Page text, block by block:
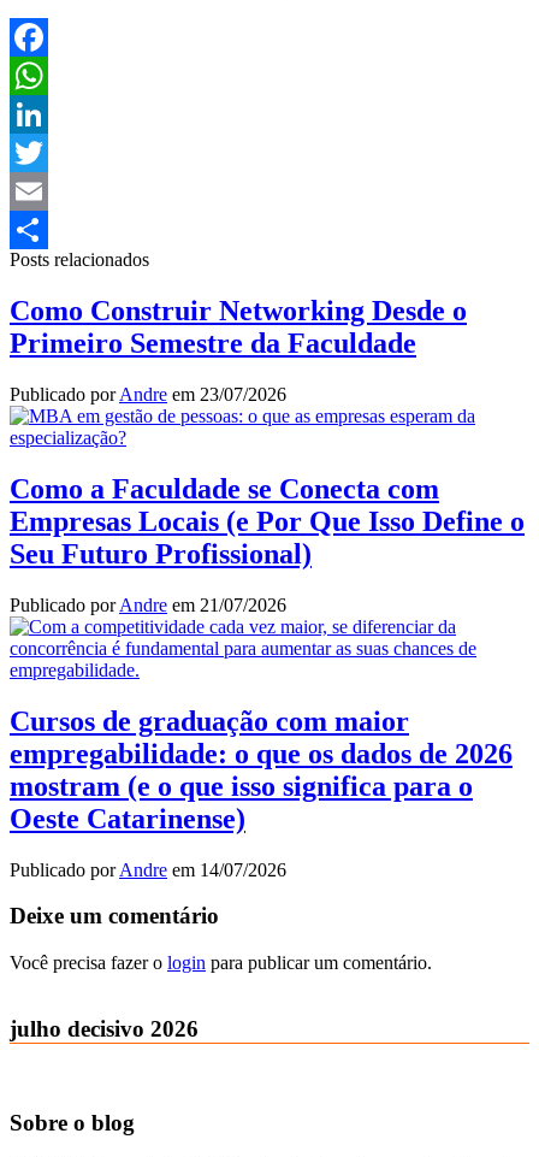
Facebook
WhatsApp
LinkedIn
Twitter
Email
Share
Posts relacionados
Como Construir Networking Desde o
Primeiro Semestre da Faculdade
Publicado porAndre em 23/07/2026
Como a Faculdade se Conecta com
Empresas Locais (e Por Que Isso Define o
Seu Futuro Profissional)
Publicado porAndre em 21/07/2026
Cursos de graduação com maior
empregabilidade: o que os dados de 2026
mostram (e o que isso significa para o
Oeste Catarinense)
Publicado porAndre em 14/07/2026
Deixe um comentário
Você precisa fazer o login para publicar um comentário.
julho decisivo 2026
Sobre o blog